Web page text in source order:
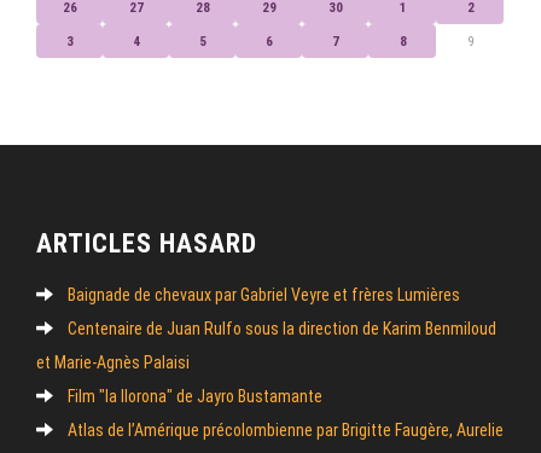
26 27 28 29 30 1 2
3 4 5 6 7 8 9
ARTICLES HASARD
Baignade de chevaux par Gabriel Veyre et frères Lumières
Centenaire de Juan Rulfo sous la direction de Karim Benmiloud
et Marie-Agnès Palaisi
Film "la llorona" de Jayro Bustamante
Atlas de l’Amérique précolombienne par Brigitte Faugère, Aurelie